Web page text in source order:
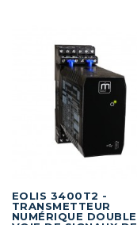
EOLIS 3400T2 -
TRANSMETTEUR
NUMÉRIQUE DOUBLE